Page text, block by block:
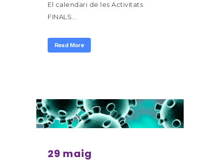
El calendari de les Activitats
FINALS...
Read More
29 maig